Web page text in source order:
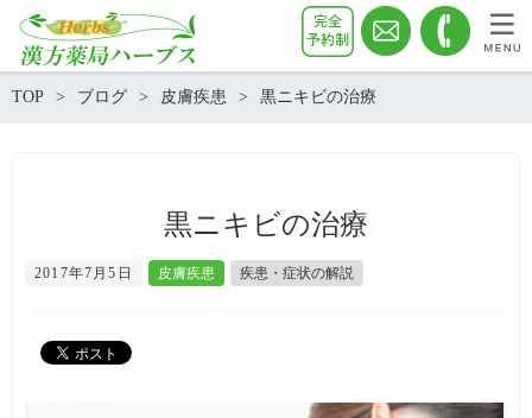
TOP ブログ 皮膚疾患 黒ニキビの治療
黒ニキビの治療
2017年7月5日 皮膚疾患 疾患・症状の解説